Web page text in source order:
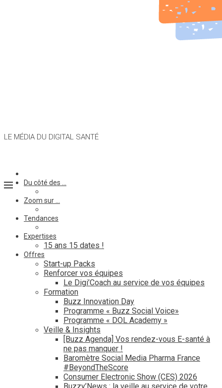
LE MÉDIA DU DIGITAL SANTÉ
Du côté des …
Zoom sur …
Tendances
Expertises
15 ans 15 dates !
Offres
Start-up Packs
Renforcer vos équipes
Le Digi’Coach au service de vos équipes
Formation
Buzz Innovation Day
Programme « Buzz Social Voice»
Programme « DOL Academy »
Veille & Insights
[Buzz Agenda] Vos rendez-vous E-santé à
ne pas manquer !
Baromètre Social Media Pharma France
#BeyondTheScore
Consumer Electronic Show (CES) 2026